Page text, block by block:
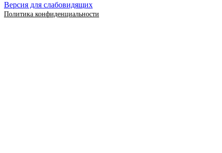
Версия для слабовидящих
Политика конфиденциальности